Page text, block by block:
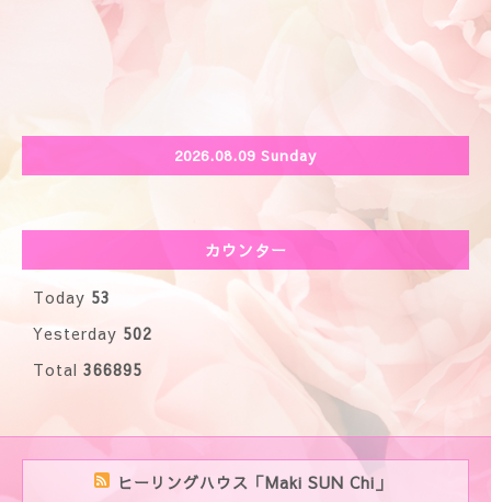
2026.08.09 Sunday
カウンター
Today 53
Yesterday 502
Total 366895
ヒーリングハウス「Maki SUN Chi」